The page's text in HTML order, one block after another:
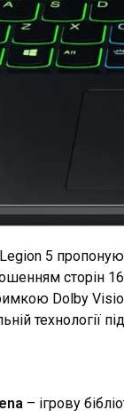
5
Dolby
технології
– ігрову